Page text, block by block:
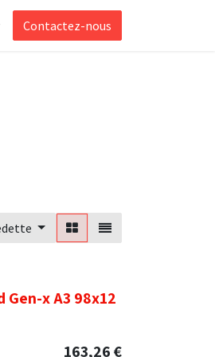
Contactez-nous
Gen-x A3 98x12
163,26€